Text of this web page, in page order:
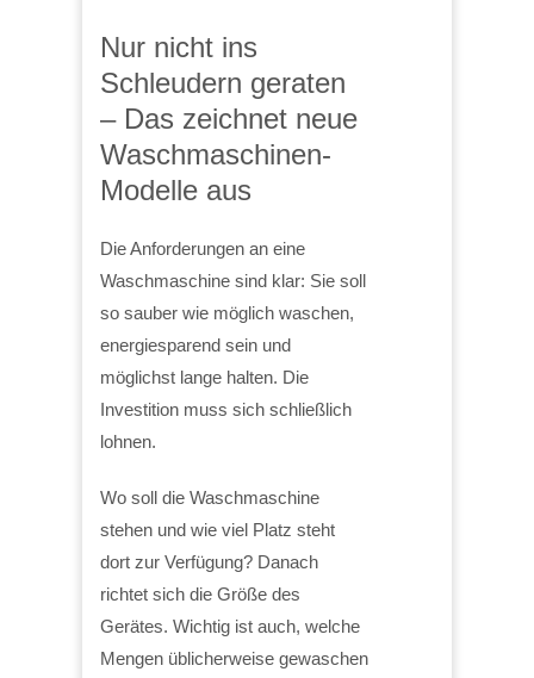
Nur nicht ins
Schleudern geraten
– Das zeichnet neue
Waschmaschinen-
Modelle aus
Die Anforderungen an eine
Waschmaschine sind klar: Sie soll
so sauber wie möglich waschen,
energiesparend sein und
möglichst lange halten. Die
Investition muss sich schließlich
lohnen.
Wo soll die Waschmaschine
stehen und wie viel Platz steht
dort zur Verfügung? Danach
richtet sich die Größe des
Gerätes. Wichtig ist auch, welche
Mengen üblicherweise gewaschen